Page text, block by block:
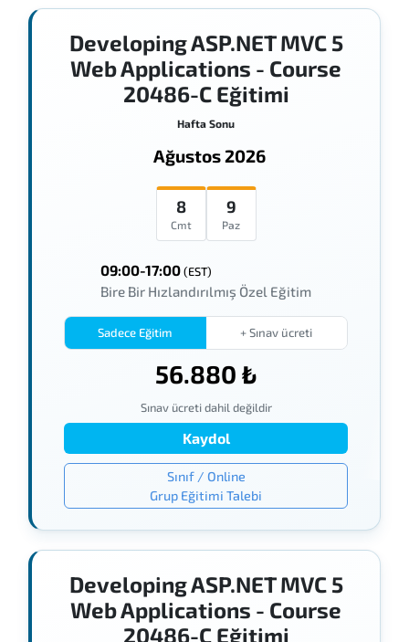
Developing ASP.NET MVC 5
Web Applications - Course
20486-C Eğitimi
Hafta Sonu
Ağustos 2026
8
Cmt
9
Paz
09:00-17:00(EST)
Bire Bir Hızlandırılmış Özel Eğitim
Sadece Eğitim + Sınav ücreti
56.880 ₺
Sınav ücreti dahil değildir
Kaydol
Sınıf / Online
Grup Eğitimi Talebi
Developing ASP.NET MVC 5
Web Applications - Course
20486-C Eğitimi